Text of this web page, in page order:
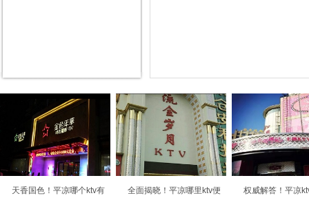
天香国色！平凉哪个ktv有 全面揭晓！平凉哪里ktv便 权威解答！平凉